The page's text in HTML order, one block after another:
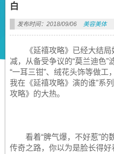
白
发布时间：2018/09/06 美容美体
《延禧攻略》已经大结
减，从备受争议的“莫兰迪色”
“一耳三钳”、绒花头饰等做工
我在《延禧攻略》演的谁”系
攻略》的大热。
看着“脾气爆，不好惹”的
传奇之路，你以为是脸长得